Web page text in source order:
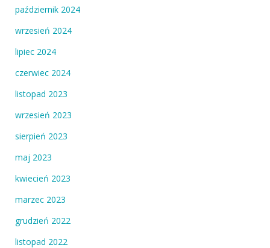
październik 2024
wrzesień 2024
lipiec 2024
czerwiec 2024
listopad 2023
wrzesień 2023
sierpień 2023
maj 2023
kwiecień 2023
marzec 2023
grudzień 2022
listopad 2022